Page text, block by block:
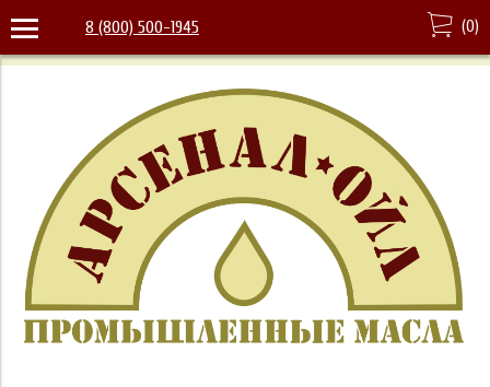
8 (800) 500-1945 (0)